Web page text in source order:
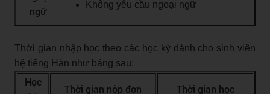
ngữ
Không yêu cầu ngoại ngữ
Thời gian nhập học theo các học kỳ dành cho sinh viên
hệ tiếng Hàn như bảng sau:
Học
Thời gian nộp đơn Thời gian học